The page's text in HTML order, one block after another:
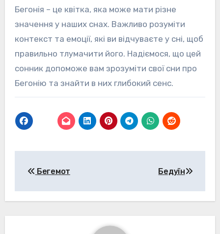
Бегонія – це квітка, яка може мати різне
значення у наших снах. Важливо розуміти
контекст та емоції, які ви відчуваєте у сні, щоб
правильно тлумачити його. Надіємося, що цей
сонник допоможе вам зрозуміти свої сни про
Бегонію та знайти в них глибокий сенс.
Бегемот Бедуїн